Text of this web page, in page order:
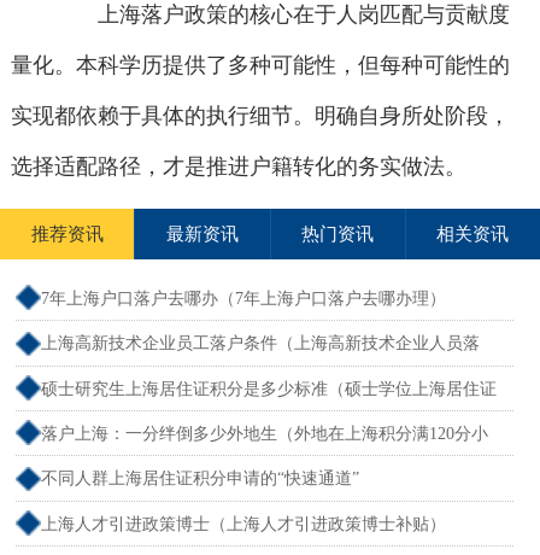
上海落户政策的核心在于人岗匹配与贡献度
量化。本科学历提供了多种可能性，但每种可能性的
实现都依赖于具体的执行细节。明确自身所处阶段，
选择适配路径，才是推进户籍转化的务实做法。
推荐资讯 最新资讯 热门资讯 相关资讯
7年上海户口落户去哪办（7年上海户口落户去哪办理）
上海高新技术企业员工落户条件（上海高新技术企业人员落
户）
硕士研究生上海居住证积分是多少标准（硕士学位上海居住证
积分）
落户上海：一分绊倒多少外地生（外地在上海积分满120分小
孩可以考上海大学吗）
不同人群上海居住证积分申请的“快速通道”
上海人才引进政策博士（上海人才引进政策博士补贴）